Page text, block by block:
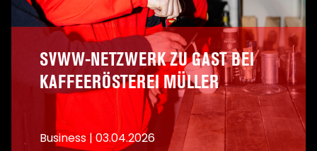
SVWW-NETZWERK ZU GAST BEI
KAFFEERÖSTEREI MÜLLER
Business|03.04.2026